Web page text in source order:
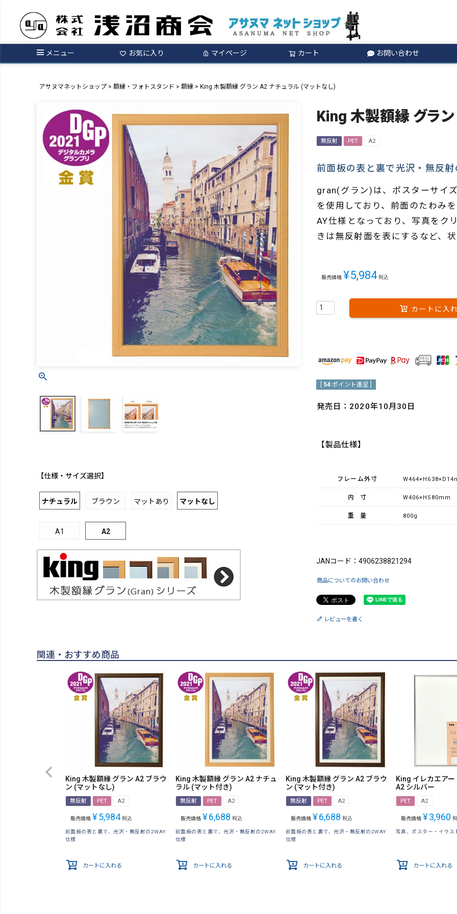
メニュー お気に入り マイページ カート お問い合わせ
検索
アサヌマネットショップ 額縁・フォトスタンド 額縁 King 木製額縁 グラン A2 ナチュラル (マットなし)
【仕様・サイズ選択】
ナチュラル ブラウン マットあり マットなし
A1 A2
King 木製額縁 グラ
無反射 PET A2
前面板の表と裏で光沢・無反
gran(グラン)は、ポスターサイ
を使用しており、前面のたわみ
AY仕様となっており、写真をク
きは無反射面を表にするなど、
販売価格 ¥5,984 税込
カートに入
54 ポイント進呈 ]
発売日：2020年10月30日
【製品仕様】
フレーム外寸
内寸 W406×H580mm
重量 800g
JANコード：4906238821294
商品についてのお問い合わせ
レビューを書く
関連・おすすめ商品
King 木製額縁 グラン A2 ブラウ
ン (マットなし)
無反射 PET A2
販売価格 ¥5,984 税込
前面板の表と裏で、光沢・無反射の2WAY
仕様
カートに入れる
King 木製額縁 グラン A2 ナチュ
ラル (マット付き)
無反射 PET A2
販売価格 ¥6,688 税込
前面板の表と裏で、光沢・無反射の2WAY
仕様
カートに入れる
King 木製額縁 グラン A2 ブラウ
ン (マット付き)
無反射 PET A2
販売価格 ¥6,688 税込
前面板の表と裏で、光沢・無反射の2WAY
仕様
カートに入れる
King イレカエア
A2 シルバー
PET A2
販売価格 ¥3,960
写真、ポスター・イラス
カートに入れる